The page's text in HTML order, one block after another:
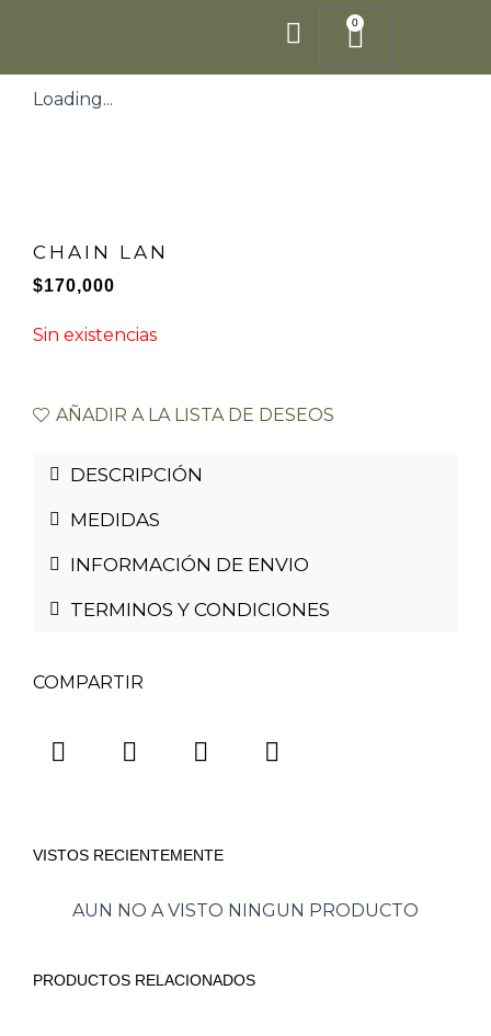
0
Cart
Loading...
CHAIN ​​LAN
$170,000
Sin existencias
AÑADIR A LA LISTA DE DESEOS
DESCRIPCIÓN
MEDIDAS
INFORMACIÓN DE ENVIO
TERMINOS Y CONDICIONES
COMPARTIR
VISTOS RECIENTEMENTE
AUN NO A VISTO NINGUN PRODUCTO
PRODUCTOS RELACIONADOS